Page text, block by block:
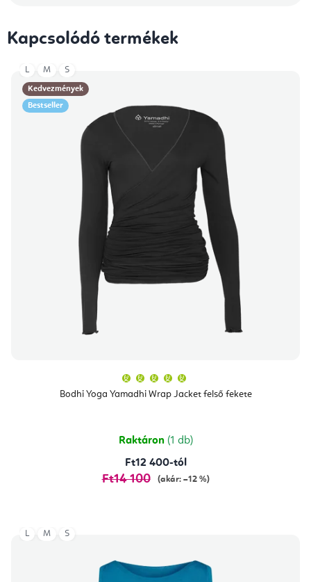
Kapcsolódó termékek
Kedvezmények
Bestseller
Bodhi Yoga Yamadhi Wrap Jacket felső fekete
átlagos
értékelése
csillag.
Raktáron (1 db)
Ft12 400-tól
Ft14 100 (akár: –12 %)
L M S
L M S